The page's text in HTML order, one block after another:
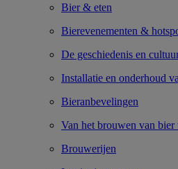
Bier & eten
Bierevenementen &
De geschiedenis en
Installatie en onderhoud
Bieranbevelingen
Van het brouwen van bier
Brouwerijen